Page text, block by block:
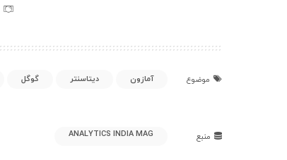
موضوع آمازون دیتاسنتر گوگل
منبع ANALYTICS INDIA MAG